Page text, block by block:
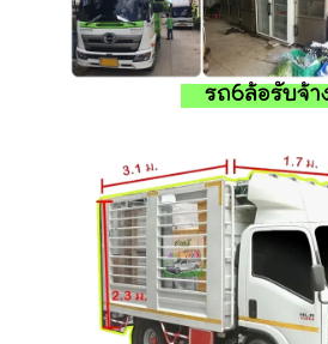
รถ6ล้อรับจ้า